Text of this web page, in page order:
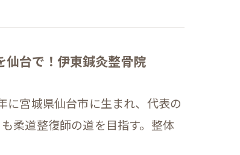
台で！伊東鍼灸整骨院
に宮城県仙台市に生まれ、代表の
柔道整復師の道を目指す。整体